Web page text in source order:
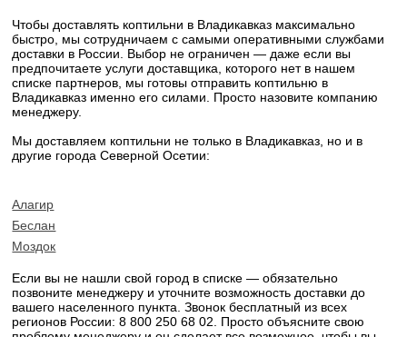
Чтобы доставлять коптильни в Владикавказ максимально
быстро, мы сотрудничаем с самыми оперативными службами
доставки в России. Выбор не ограничен — даже если вы
предпочитаете услуги доставщика, которого нет в нашем
списке партнеров, мы готовы отправить коптильню в
Владикавказ именно его силами. Просто назовите компанию
менеджеру.
Мы доставляем коптильни не только в Владикавказ, но и в
другие города Северной Осетии:
Алагир
Беслан
Моздок
Если вы не нашли свой город в списке — обязательно
позвоните менеджеру и уточните возможность доставки до
вашего населенного пункта. Звонок бесплатный из всех
регионов России: 8 800 250 68 02. Просто объясните свою